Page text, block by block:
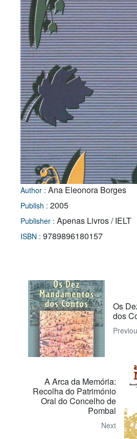
Author : Ana Eleonora Borges
Publish : 2005
Publisher : Apenas Livros / IELT
ISBN : 9789896180157
Os
dos
A Arca da Memória:
Recolha do Património
Oral do Concelho de
Pombal
Next